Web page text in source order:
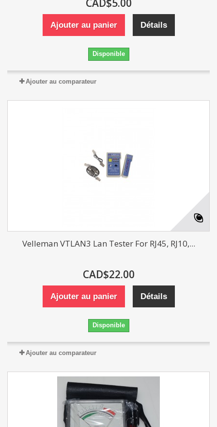
CAD$5.00
Ajouter au panier Détails
Disponible
Ajouter au comparateur
Velleman VTLAN3 Lan Tester For RJ45, RJ10,...
CAD$22.00
Ajouter au panier Détails
Disponible
Ajouter au comparateur